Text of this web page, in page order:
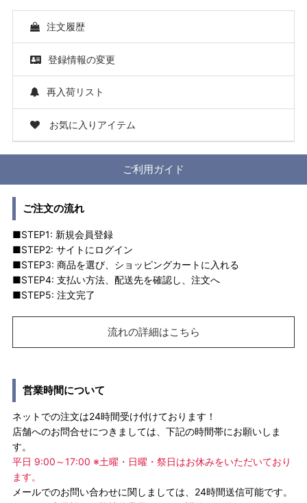
注文履歴
登録情報の変更
再入荷リスト
お気に入りアイテム
ご利用ガイド
ご注文の流れ
■STEP1: 新規会員登録
■STEP2: サイトにログイン
■STEP3: 商品を選び、ショッピングカートに入れる
■STEP4: 支払い方法、配送先を確認し、注文へ
■STEP5: 注文完了
流れの詳細はこちら
営業時間について
ネットでの注文は24時間受け付けております！
店舗へのお問合せにつきましては、下記の時間帯にお願いしま
す。
平日 9:00～17:00 ※土曜・日曜・祭日はお休みをいただいており
ます。
メールでのお問い合わせに関しましては、24時間送信可能です。